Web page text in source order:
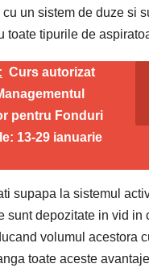
un sistem de duze si
toate tipurile de
Curs autorizat
pentru Fonduri
13-29 ianuarie
supapa la sistemul
sunt depozitate in vid in
volumul acestora
toate aceste